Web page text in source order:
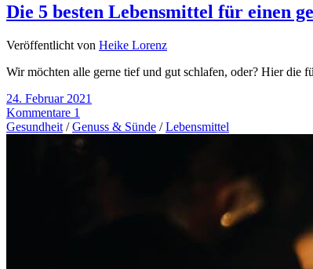
Die 5 besten Lebensmittel für einen
Veröffentlicht von Heike Lorenz
Wir möchten alle gerne tief und gut schlafen, oder? Hier die
24. Februar 2021
Kommentare 1
Gesundheit /Genuss & Sünde /Lebensmittel